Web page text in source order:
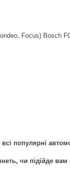
Focus) Bosch
популярні
чи підійде